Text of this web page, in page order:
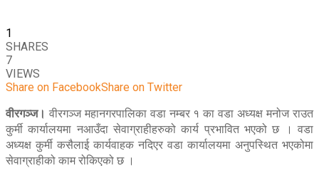
1
SHARES
7
VIEWS
Share on FacebookShare on Twitter
वीरगञ्ज। वीरगञ्ज महानगरपालिका वडा नम्बर १ का वडा अध्यक्ष मनोज राउत
कुर्मी कार्यालयमा नआउँदा सेवाग्राहीहरुको कार्य प्रभावित भएको छ । वडा
अध्यक्ष कुर्मी कसैलाई कार्यवाहक नदिएर वडा कार्यालयमा अनुपस्थित भएकोमा
सेवाग्राहीको काम रोकिएको छ ।